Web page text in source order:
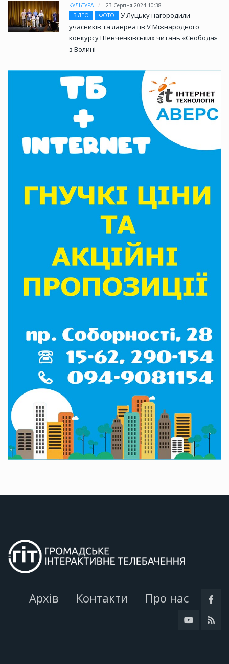
КУЛЬТУРА
23 Серпня 2024 10:38
ВІДЕО
ФОТО
У Луцьку нагородили
учасників та лавреатів V Міжнародного
конкурсу Шевченківських читань «Свобода»
з Волині
Архів Контакти Про нас